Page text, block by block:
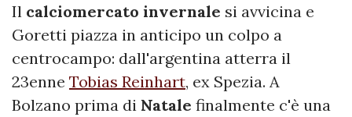
Il calciomercato invernale si avvicina e
Goretti piazza in anticipo un colpo a
centrocampo: dall'argentina atterra il
23enne Tobias Reinhart, ex Spezia. A
Bolzano prima di Natale finalmente c'è una